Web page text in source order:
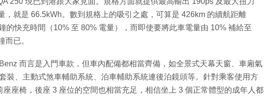
，就是 66.5kWh。數到規格上的吸引之處，可算是 426km 的續航距離
的快充時間（10% 至 80% 電量），而即使要將此車電量由 10% 補給至
而已。
而言是入門車款，但車內配備都相當齊備，如全景式天幕天窗、車廂氣
裝、主動式煞車輔助系統、泊車輔助系統連後泊鏡頭等。針對乘客使用方
座椅，後座 3 座位的空間也相當充足，相信坐上 3 個正常體型的成年人都